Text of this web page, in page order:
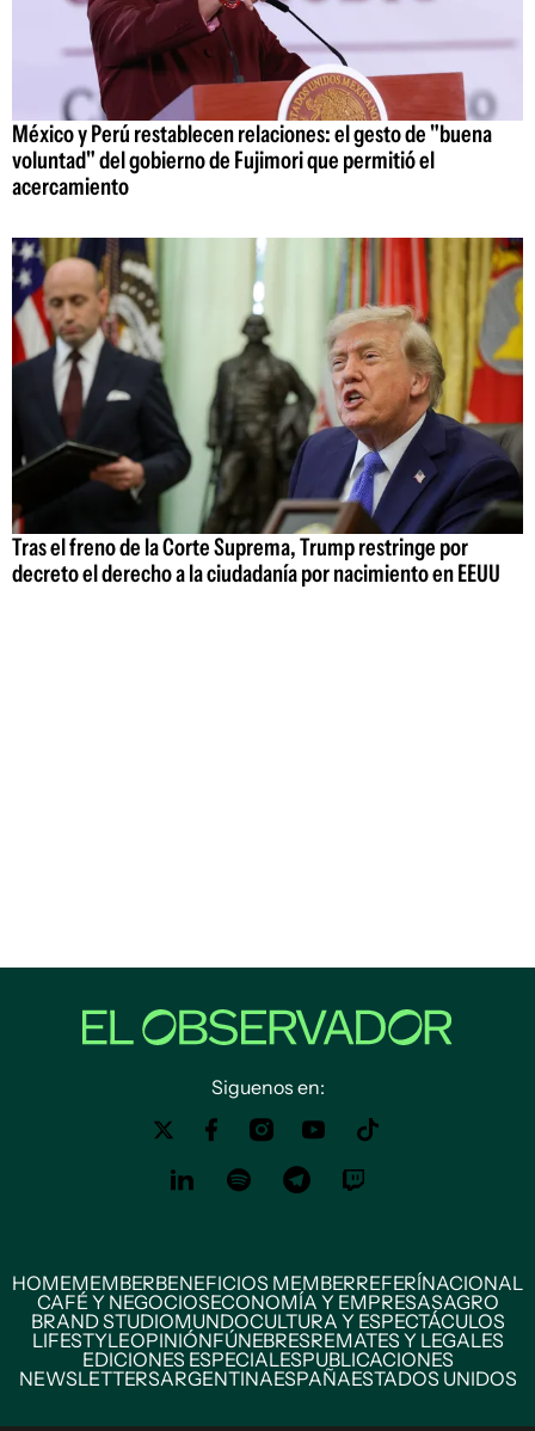
México y Perú restablecen relaciones: el gesto de "buena
voluntad" del gobierno de Fujimori que permitió el
acercamiento
Tras el freno de la Corte Suprema, Trump restringe por
decreto el derecho a la ciudadanía por nacimiento en EEUU
Siguenos en:
HOMEMEMBERBENEFICIOS MEMBERREFERÍNACIONAL
CAFÉ Y NEGOCIOSECONOMÍA Y EMPRESASAGRO
BRAND STUDIOMUNDOCULTURA Y ESPECTÁCULOS
LIFESTYLEOPINIÓNFÚNEBRESREMATES Y LEGALES
EDICIONES ESPECIALESPUBLICACIONES
NEWSLETTERSARGENTINAESPAÑAESTADOS UNIDOS